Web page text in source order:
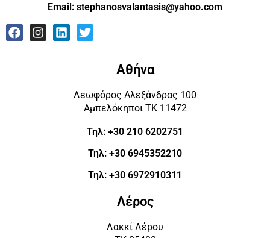
Email: stephanosvalantasis@yahoo.com
Αθήνα
Λεωφόρος Αλεξάνδρας 100
Αμπελόκηποι ΤΚ 11472
Τηλ: +30 210 6202751
Τηλ: +30 6945352210
Τηλ: +30 6972910311
Λέρος
Λακκί Λέρου